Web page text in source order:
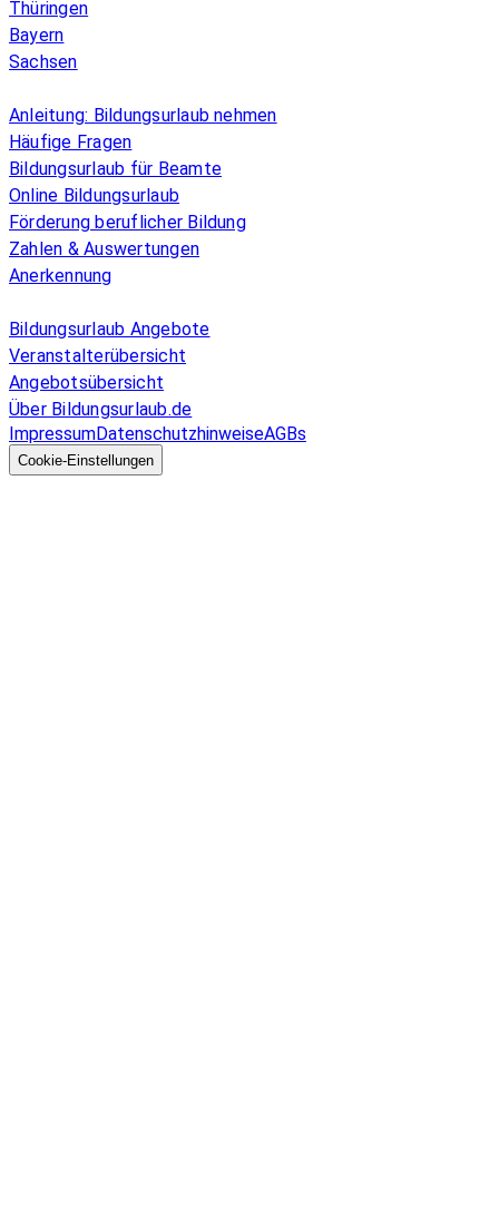
Thüringen
Bayern
Sachsen
Anleitung: Bildungsurlaub nehmen
Häufige Fragen
Bildungsurlaub für Beamte
Online Bildungsurlaub
Förderung beruflicher Bildung
Zahlen & Auswertungen
Anerkennung
Bildungsurlaub Angebote
Veranstalterübersicht
Angebotsübersicht
Über Bildungsurlaub.de
ImpressumDatenschutzhinweiseAGBs
Cookie-Einstellungen